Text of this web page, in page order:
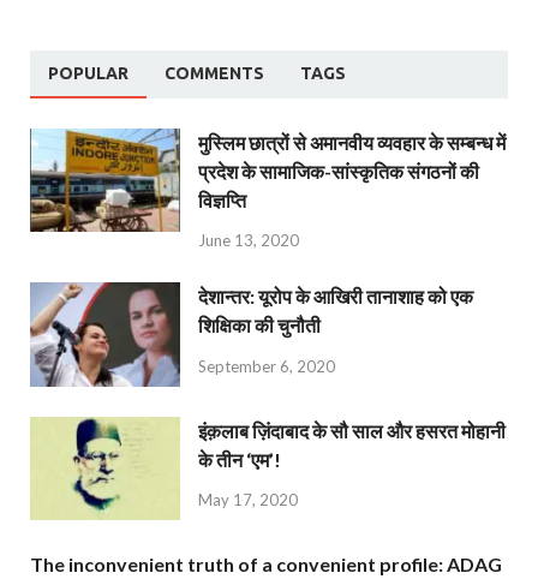
POPULAR COMMENTS TAGS
मुस्लिम छात्रों से अमानवीय व्यवहार के सम्बन्ध में
प्रदेश के सामाजिक-सांस्कृतिक संगठनों की
विज्ञप्ति
June 13, 2020
देशान्‍तर: यूरोप के आखिरी तानाशाह को एक
शिक्षिका की चुनौती
September 6, 2020
इंक़लाब ज़िंदाबाद के सौ साल और हसरत मोहानी
के तीन ‘एम’!
May 17, 2020
The inconvenient truth of a convenient profile: ADAG